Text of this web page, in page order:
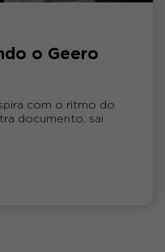
o Geero
com o ritmo do
documento, sai